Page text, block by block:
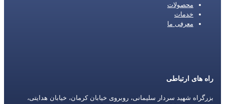
محصولات
خدمات
معرفی ما
راه های ارتباطی
بزرگراه شهید سردار سلیمانی، روبروی خیابان کرمان، خیابان هدایتی،